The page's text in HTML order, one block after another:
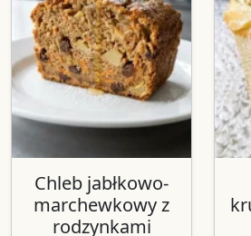
Chleb jabłkowo-
marchewkowy z
rodzynkami